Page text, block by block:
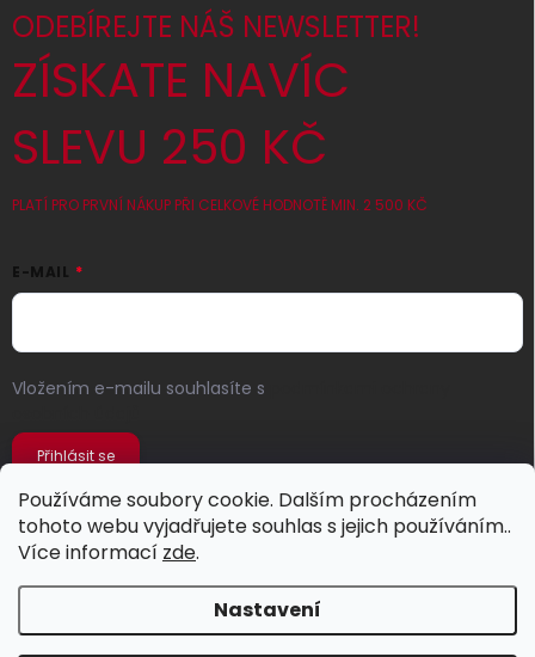
Používáme soubory cookie. Dalším procházením
tohoto webu vyjadřujete souhlas s jejich používáním..
Více informací zde.
Nastavení
ODEBÍREJTE NÁŠ NEWSLETTER!
ZÍSKATE NAVÍC
SLEVU 250 KČ
PLATÍ PRO PRVNÍ NÁKUP PŘI CELKOVÉ HODNOTĚ MIN. 2 500 KČ
E-MAIL
Vložením e-mailu souhlasíte s
Přihlásit se